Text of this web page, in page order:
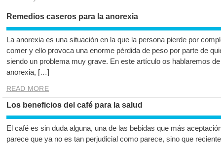
Remedios caseros para la anorexia
La anorexia es una situación en la que la persona pierde por
comer y ello provoca una enorme pérdida de peso por parte de
siendo un problema muy grave. En este artículo os hablaremos
anorexia, […]
READ MORE
Los beneficios del café para la salud
El café es sin duda alguna, una de las bebidas que más
parece que ya no es tan perjudicial como parece, sino que